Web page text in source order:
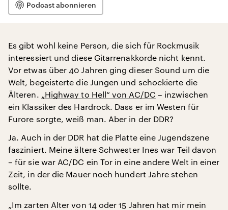
Podcast abonnieren
Es gibt wohl keine Person, die sich für Rockmusik
interessiert und diese Gitarrenakkorde nicht kennt.
Vor etwas über 40 Jahren ging dieser Sound um die
Welt, begeisterte die Jungen und schockierte die
Älteren. „Highway to Hell“ von AC/DC – inzwischen
ein Klassiker des Hardrock. Dass er im Westen für
Furore sorgte, weiß man. Aber in der DDR?
Ja. Auch in der DDR hat die Platte eine Jugendszene
fasziniert. Meine ältere Schwester Ines war Teil davon
– für sie war AC/DC ein Tor in eine andere Welt in einer
Zeit, in der die Mauer noch hundert Jahre stehen
sollte.
„Im zarten Alter von 14 oder 15 Jahren hat mir mein